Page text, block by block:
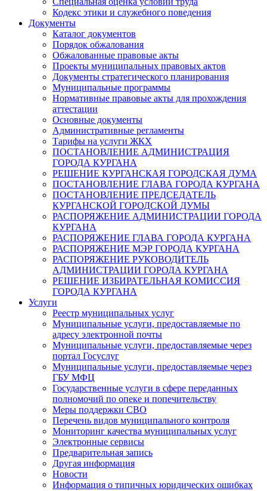
Кодекс этики и служебного поведения
Документы
Каталог документов
Порядок обжалования
Обжалованные правовые акты
Проекты муниципальных правовых актов
Документы стратегического планирования
Муниципальные программы
Нормативные правовые акты для прохождения
аттестации
Основные документы
Административные регламенты
Тарифы на услуги ЖКХ
ПОСТАНОВЛЕНИЕ АДМИНИСТРАЦИЯ
ГОРОДА КУРГАНА
РЕШЕНИЕ КУРГАНСКАЯ ГОРОДСКАЯ ДУМА
ПОСТАНОВЛЕНИЕ ГЛАВА ГОРОДА КУРГАНА
ПОСТАНОВЛЕНИЕ ПРЕДСЕДАТЕЛЬ
КУРГАНСКОЙ ГОРОДСКОЙ ДУМЫ
РАСПОРЯЖЕНИЕ АДМИНИСТРАЦИИ ГОРОДА
КУРГАНА
РАСПОРЯЖЕНИЕ ГЛАВА ГОРОДА КУРГАНА
РАСПОРЯЖЕНИЕ МЭР ГОРОДА КУРГАНА
РАСПОРЯЖЕНИЕ РУКОВОДИТЕЛЬ
АДМИНИСТРАЦИИ ГОРОДА КУРГАНА
РЕШЕНИЕ ИЗБИРАТЕЛЬНАЯ КОМИССИЯ
ГОРОДА КУРГАНА
Услуги
Реестр муниципальных услуг
Муниципальные услуги, предоставляемые по
адресу электронной почты
Муниципальные услуги, предоставляемые через
портал Госуслуг
Муниципальные услуги, предоставляемые через
ГБУ МФЦ
Государственные услуги в сфере переданных
полномочий по опеке и попечительству
Меры поддержки СВО
Перечень видов муниципального контроля
Мониторинг качества муниципальных услуг
Электронные сервисы
Предварительная запись
Другая информация
Новости
Информация о типичных юридических ошибках